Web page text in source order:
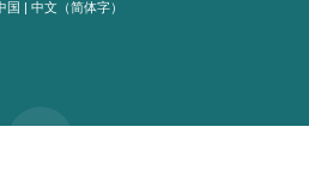
国 | 中文（简体字）